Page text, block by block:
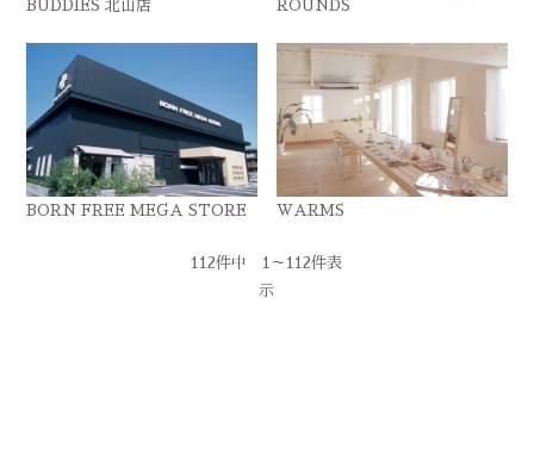
BUDDIES 北山店 ROUNDS
BORN FREE MEGA STORE WARMS
112件中 1～112件表
示